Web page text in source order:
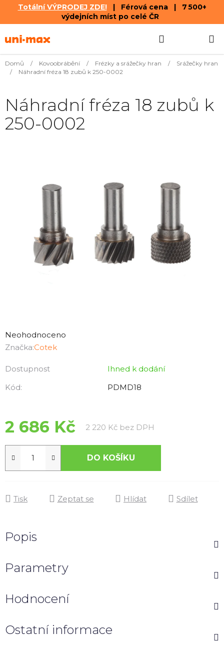
Totální VÝPRODEJ ZDE!| Férová cena | 7 500+
výdejních míst po celé ČR
na
KOŠÍK
Domů / Kovoobrábění / Frézky a srážečky hran /
Srážečky hran
/
Náhradní fréza 18 zubů k 250-0002
hodnocení
produktu
0,0
z
Neohodnoceno
Značka:Cotek
Dostupnost
Ihned k dodání
Kód:
PDMD18
2 686 Kč 2 220 Kč bez DPH
DO KOŠÍKU
Tisk Zeptat se Hlídat Sdílet
Náhradní fréza 18 zubů k
250-0002
Popis
Parametry
Hodnocení
Ostatní informace